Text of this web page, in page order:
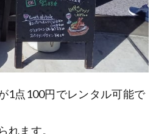
1点100円でレンタル可能で
ます。